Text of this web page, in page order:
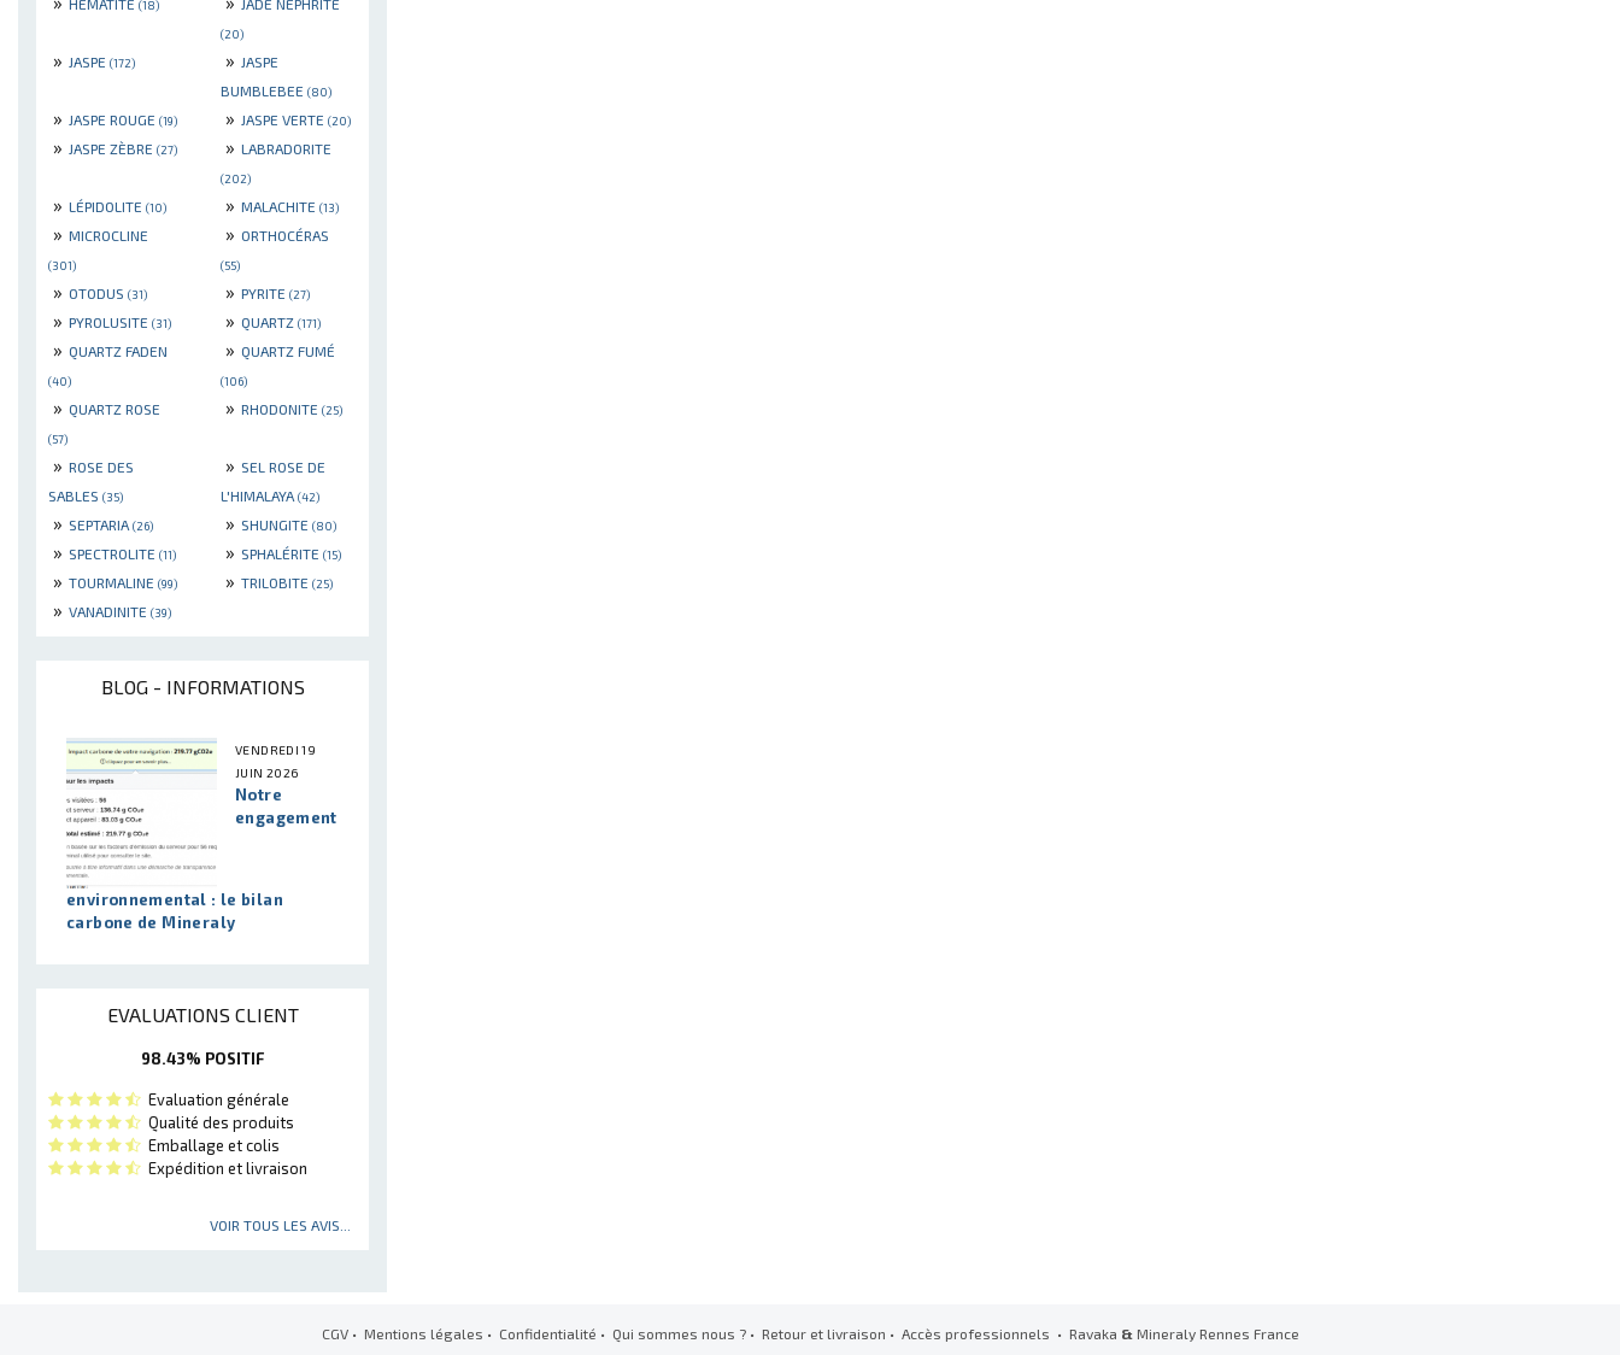
(18)
(20)
» JASPE (172) » JASPE
BUMBLEBEE (80)
» JASPE ROUGE (19) » JASPE VERTE (20)
» JASPE ZÈBRE (27) » LABRADORITE
(202)
» LÉPIDOLITE (10) » MALACHITE (13)
» MICROCLINE
(301)
» ORTHOCÉRAS
(55)
» OTODUS (31) » PYRITE (27)
» PYROLUSITE (31) » QUARTZ (171)
» QUARTZ FADEN
(40)
» QUARTZ FUMÉ
(106)
» QUARTZ ROSE
(57)
» RHODONITE (25)
» ROSE DES
SABLES (35)
» SEL ROSE DE
L'HIMALAYA (42)
» SEPTARIA (26) » SHUNGITE (80)
» SPECTROLITE (11) » SPHALÉRITE (15)
» TOURMALINE (99) » TRILOBITE (25)
» VANADINITE (39)
BLOG - INFORMATIONS
VENDREDI 19
JUIN 2026
Notre
engagement
environnemental : le bilan
carbone de Mineraly
EVALUATIONS CLIENT
98.43% POSITIF
Evaluation générale
Qualité des produits
Emballage et colis
Expédition et livraison
VOIR TOUS LES AVIS...
CGV• Mentions légales • Confidentialité • Qui sommes nous ?• Retour et livraison • Accès professionnels • Ravaka & Mineraly Rennes France